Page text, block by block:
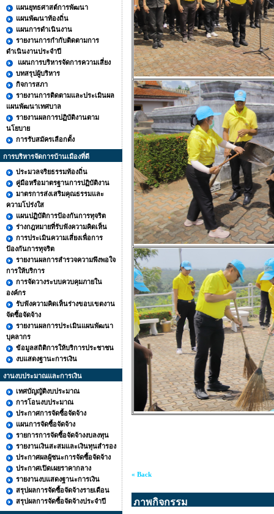
แผนยุทธศาสต์การพัฒนา
แผนพัฒนาท้องถิ่น
แผนการดำเนินงาน
รายงานการกำกับติดตามการ
ดำเนินงานประจำปี
แผนการบริหารจัดการความเสี่ยง
บทสรุปผู้บริหาร
กิจการสภา
รายงานการติดตามและประเมินผล
แผนพัฒนาเทศบาล
รายงานผลการปฏิบัติงานตาม
นโยบาย
การรับสมัครเลือกตั้ง
การบริหารจัดการบ้านเมืองที่ดี
ประมวลจริยธรรมท้องถิ่น
คู่มือหรือมาตรฐานการปฏิบัติงาน
มาตรการส่งเสริมคุณธรรมและ
ความโปร่งใส
แผนปฏิบัติการป้องกันการทุจริต
ร่างกฎหมายที่รับฟังความคิดเห็น
การประเมินความเสี่ยงเพื่อการ
ป้องกันการทุจริต
รายงานผลการสำรวจความพึงพอใจ
การให้บริการ
การจัดวางระบบควบคุมภายใน
องค์กร
รับฟังความคิดเห็นร่างขอบเขตงาน
จัดซื้อจัดจ้าง
รายงานผลการประเมินแผนพัฒนา
บุคลากร
ข้อมูลสถิติการให้บริการประชาชน
งบแสดงฐานะการเงิน
งานงบประมาณและการเงิน
เทศบัญญัติงบประมาณ
การโอนงบประมาณ
ประกาศการจัดซื้อจัดจ้าง
แผนการจัดซื้อจัดจ้าง
รายการการจัดซื้อจัดจ้างงบลงทุน
รายงานเงินสะสมและเงินทุนสำรอง
ประกาศผลผู้ชนะการจัดซื้อจัดจ้าง
ประกาศเปิดเผยราคากลาง
รายงานงบแสดงฐานะการเงิน
สรุปผลการจัดซื้อจัดจ้างรายเดือน
สรุปผลการจัดซื้อจัดจ้างประจำปี
« Back
ภาพกิจกรรม